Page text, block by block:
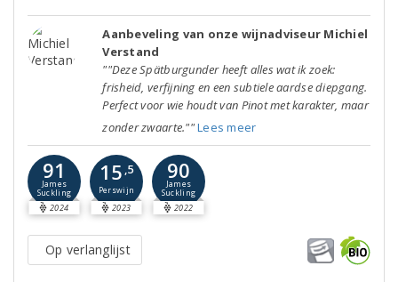
Aanbeveling van onze wijnadviseur Michiel
Verstand
""Deze Spätburgunder heeft alles wat ik zoek:
frisheid, verfijning en een subtiele aardse diepgang.
Perfect voor wie houdt van Pinot met karakter, maar
zonder zwaarte.""Lees meer
91
James
Suckling
2024
15 ,5
Perswijn
2023
90
James
Suckling
2022
Op verlanglijst